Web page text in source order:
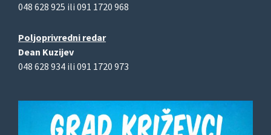
048 628 925 ili 091 1720 968
Poljoprivredni redar
Dean Kuzijev
048 628 934 ili 091 1720 973